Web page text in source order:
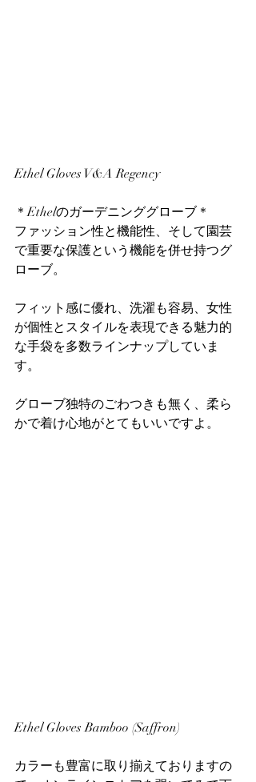
Ethel Gloves V&A Regency
＊Ethelのガーデニンググローブ＊
ファッション性と機能性、そして園芸
で重要な保護という機能を併せ持つグ
ローブ。
フィット感に優れ、洗濯も容易、女性
が個性とスタイルを表現できる魅力的
な手袋を多数ラインナップしていま
す。
グローブ独特のごわつきも無く、柔ら
かで着け心地がとてもいいですよ。
Ethel Gloves Bamboo (Saffron)
カラーも豊富に取り揃えておりますの